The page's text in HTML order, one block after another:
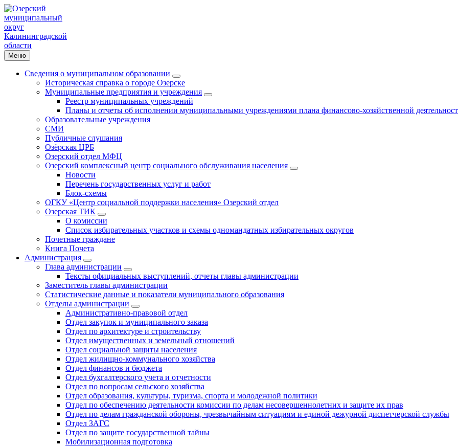
Меню
Сведения о муниципальном образовании
Историческая справка о городе Озерске
Муниципальные предприятия и учреждения
Реестр муниципальных учреждений
Планы и отчеты об исполнении муниципальными учреждениями плана финансово-хозяйственной
Образовательные учреждения
СМИ
Публичные слушания
Озёрская ЦРБ
Озерский отдел МФЦ
Озерский комплексный центр социального обслуживания населения
Новости
Перечень государственных услуг и работ
Блок-схемы
ОГКУ «Центр социальной поддержки населения» Озерский отдел
Озерская ТИК
О комиссии
Список избирательных участков и схемы одномандатных избирательных округов
Почетные граждане
Книга Почета
Администрация
Глава администрации
Тексты официальных выступлений, отчеты главы администрации
Заместитель главы администрации
Статистические данные и показатели муниципального образования
Отделы администрации
Административно-правовой отдел
Отдел закупок и муниципального заказа
Отдел по архитектуре и строительству
Отдел имущественных и земельный отношений
Отдел социальной защиты населения
Отдел жилищно-коммунального хозяйства
Отдел финансов и бюджета
Отдел бухгалтерского учета и отчетности
Отдел по вопросам сельского хозяйства
Отдел образования, культуры, туризма, спорта и молодежной политики
Отдел по обеспечению деятельности комиссии по делам несовершеннолетних и защите их прав
Отдел по делам гражданской обороны, чрезвычайным ситуациям и единой дежурной диспетчерской службы
Отдел ЗАГС
Отдел по защите государственной тайны
Мобилизационная подготовка